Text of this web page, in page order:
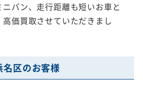
バン、走行距離も短いお車と
価買取させていただきまし
区のお客様